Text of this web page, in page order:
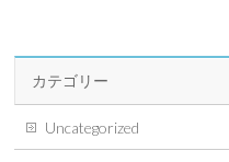
カテゴリー
Uncategorized